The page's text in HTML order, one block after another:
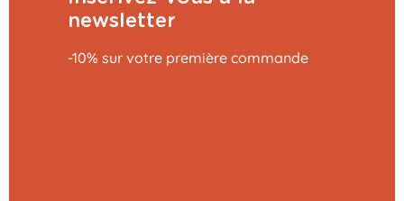
newsletter
-10% sur votre première commande